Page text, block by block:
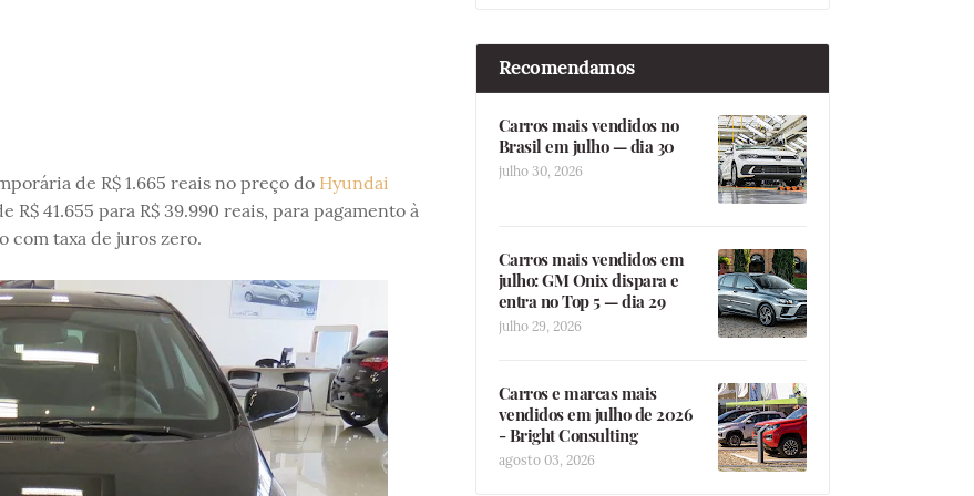
de R$ 1.665 reais no preço do Hyundai
R$ 41.655 para R$ 39.990 reais, para pagamento à
com taxa de juros zero.
Recomendamos
Carros mais vendidos no
Brasil em julho — dia 30
julho 30, 2026
Carros mais vendidos em
julho: GM Onix dispara e
entra no Top 5 — dia 29
julho 29, 2026
Carros e marcas mais
vendidos em julho de 2026
- Bright Consulting
agosto 03, 2026